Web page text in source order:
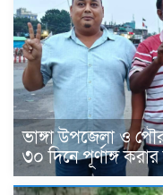
ভাঙ্গা উপজেলা ও
৩০ দিনে পূর্ণাঙ্গ করার